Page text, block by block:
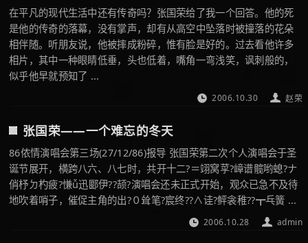
在平凡的现代生活中还有传奇吗？张国荣给了我一个回答。他的死
是他的传奇的落幕，没有掌声，却有从高空中坠落时被撞落的花朵
相伴随。听朋友说，他被摔成粉碎，惟有脸是好的。过去看他许多
相片，其中一种眼睛低垂，头也低着，嘴角一弯浅笑，讽刺般的，
似乎他早就预知了 ...
赵荣
2006.10.30
张国荣——一个难忘的冬天
86侬情演唱会第三场(27/12/86)报导 张国荣第二次个人演唱会于圣
诞节展开，横跨八六、八七时，共开十二?＝翊窝莩?嶂谱髋哟螅?ナ
俏杼ㄉ杓疲?慊ǚ迅郾伊??颉?演唱会还未正式开始，观众已急不及待
地吹着哨子，催促主角的出?０耸笔?宸终??∧诖?鲆衾稚??┳乓簧 ...
admin
2006.10.28